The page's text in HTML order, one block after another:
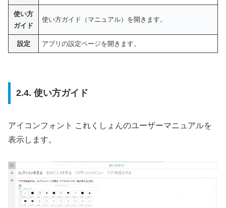
使い方
ガイド
使い方ガイド（マニュアル）を開きます。
設定 アプリの設定ページを開きます。
2.4. 使い方ガイド
アイコンフォント これくしょんのユーザーマニュアルを
表示します。